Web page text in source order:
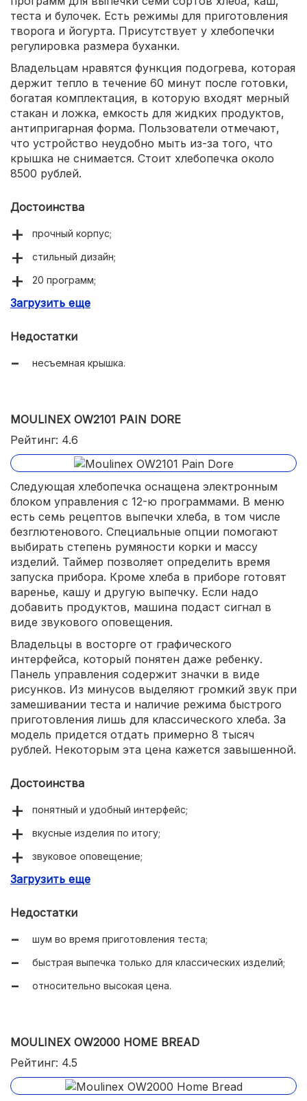
теста и булочек. Есть режимы для приготовления
творога и йогурта. Присутствует у хлебопечки
регулировка размера буханки.
Владельцам нравятся функция подогрева, которая
держит тепло в течение 60 минут после готовки,
богатая комплектация, в которую входят мерный
стакан и ложка, емкость для жидких продуктов,
антипригарная форма. Пользователи отмечают,
что устройство неудобно мыть из-за того, что
крышка не снимается. Стоит хлебопечка около
8500 рублей.
Достоинства
прочный корпус;
стильный дизайн;
20 программ;
многофункциональность;
Загрузить еще
Недостатки
несъемная крышка.
MOULINEX OW2101 PAIN DORE
Рейтинг: 4.6
Следующая хлебопечка оснащена электронным
блоком управления с 12-ю программами. В меню
есть семь рецептов выпечки хлеба, в том числе
безглютенового. Специальные опции помогают
выбирать степень румяности корки и массу
изделий. Таймер позволяет определить время
запуска прибора. Кроме хлеба в приборе готовят
варенье, кашу и другую выпечку. Если надо
добавить продуктов, машина подаст сигнал в
виде звукового оповещения.
Владельцы в восторге от графического
интерфейса, который понятен даже ребенку.
Панель управления содержит значки в виде
рисунков. Из минусов выделяют громкий звук при
замешивании теста и наличие режима быстрого
приготовления лишь для классического хлеба. За
модель придется отдать примерно 8 тысяч
рублей. Некоторым эта цена кажется завышенной.
Достоинства
понятный и удобный интерфейс;
вкусные изделия по итогу;
звуковое оповещение;
оптимальное количество программ.
Загрузить еще
Недостатки
шум во время приготовления теста;
быстрая выпечка только для классических изделий;
относительно высокая цена.
MOULINEX OW2000 HOME BREAD
Рейтинг: 4.5